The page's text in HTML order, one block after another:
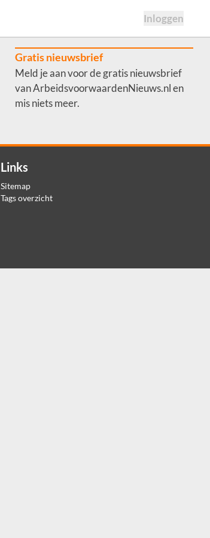
Inloggen
Gratis nieuwsbrief
Meld je aan voor de gratis nieuwsbrief
van ArbeidsvoorwaardenNieuws.nl en
mis niets meer.
Links
Sitemap
Tags overzicht